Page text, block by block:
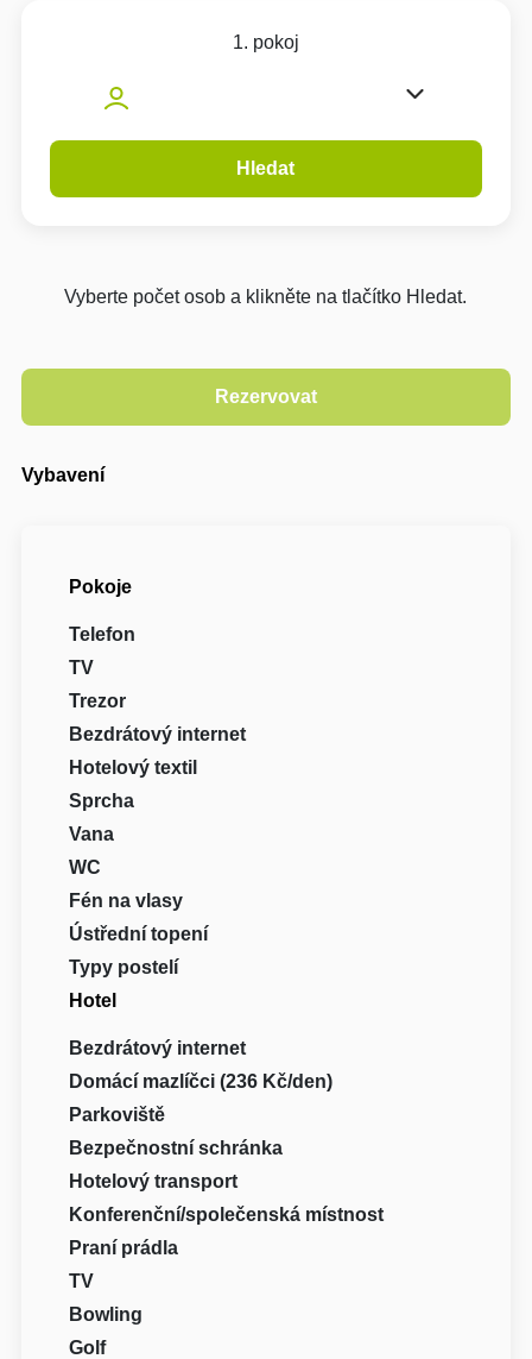
1. pokoj
Hledat
Vyberte počet osob a klikněte na tlačítko Hledat.
Vybavení
Pokoje
Telefon
TV
Trezor
Bezdrátový internet
Hotelový textil
Sprcha
Vana
WC
Fén na vlasy
Ústřední topení
Typy postelí
Hotel
Bezdrátový internet
Domácí mazlíčci (236 Kč/den)
Parkoviště
Bezpečnostní schránka
Hotelový transport
Konferenční/společenská místnost
Praní prádla
TV
Bowling
Golf